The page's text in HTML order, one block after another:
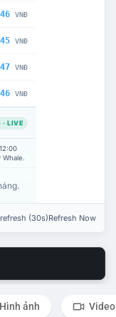
VNĐ
VNĐ
VNĐ
VNĐ
· LIVE
(30s)Refresh Now
Hình ảnh Video